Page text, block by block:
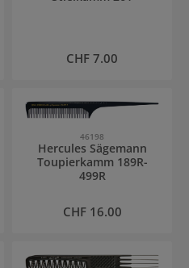
Regulärer Preis:
CHF 7.00
46198
Hercules Sägemann
Toupierkamm 189R-
499R
Regulärer Preis:
CHF 16.00